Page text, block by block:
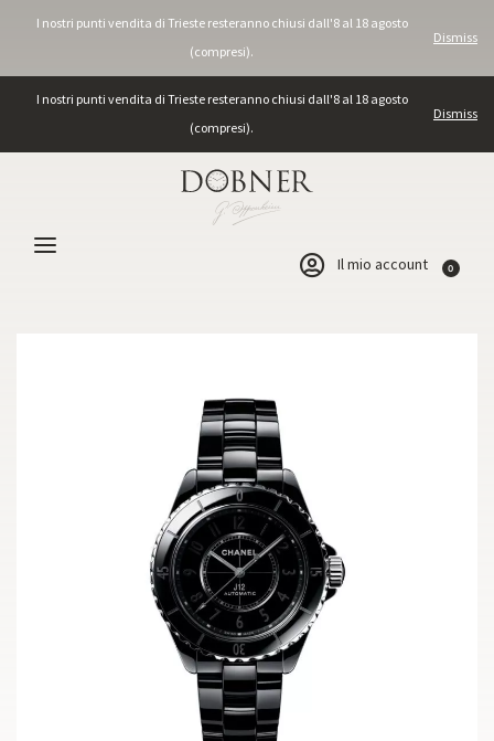
I nostri punti vendita di Trieste resteranno chiusi dall'8 al 18 agosto
(compresi).
Dismiss
I nostri punti vendita di Trieste resteranno chiusi dall'8 al 18 agosto
(compresi).
Dismiss
Il mio account 0